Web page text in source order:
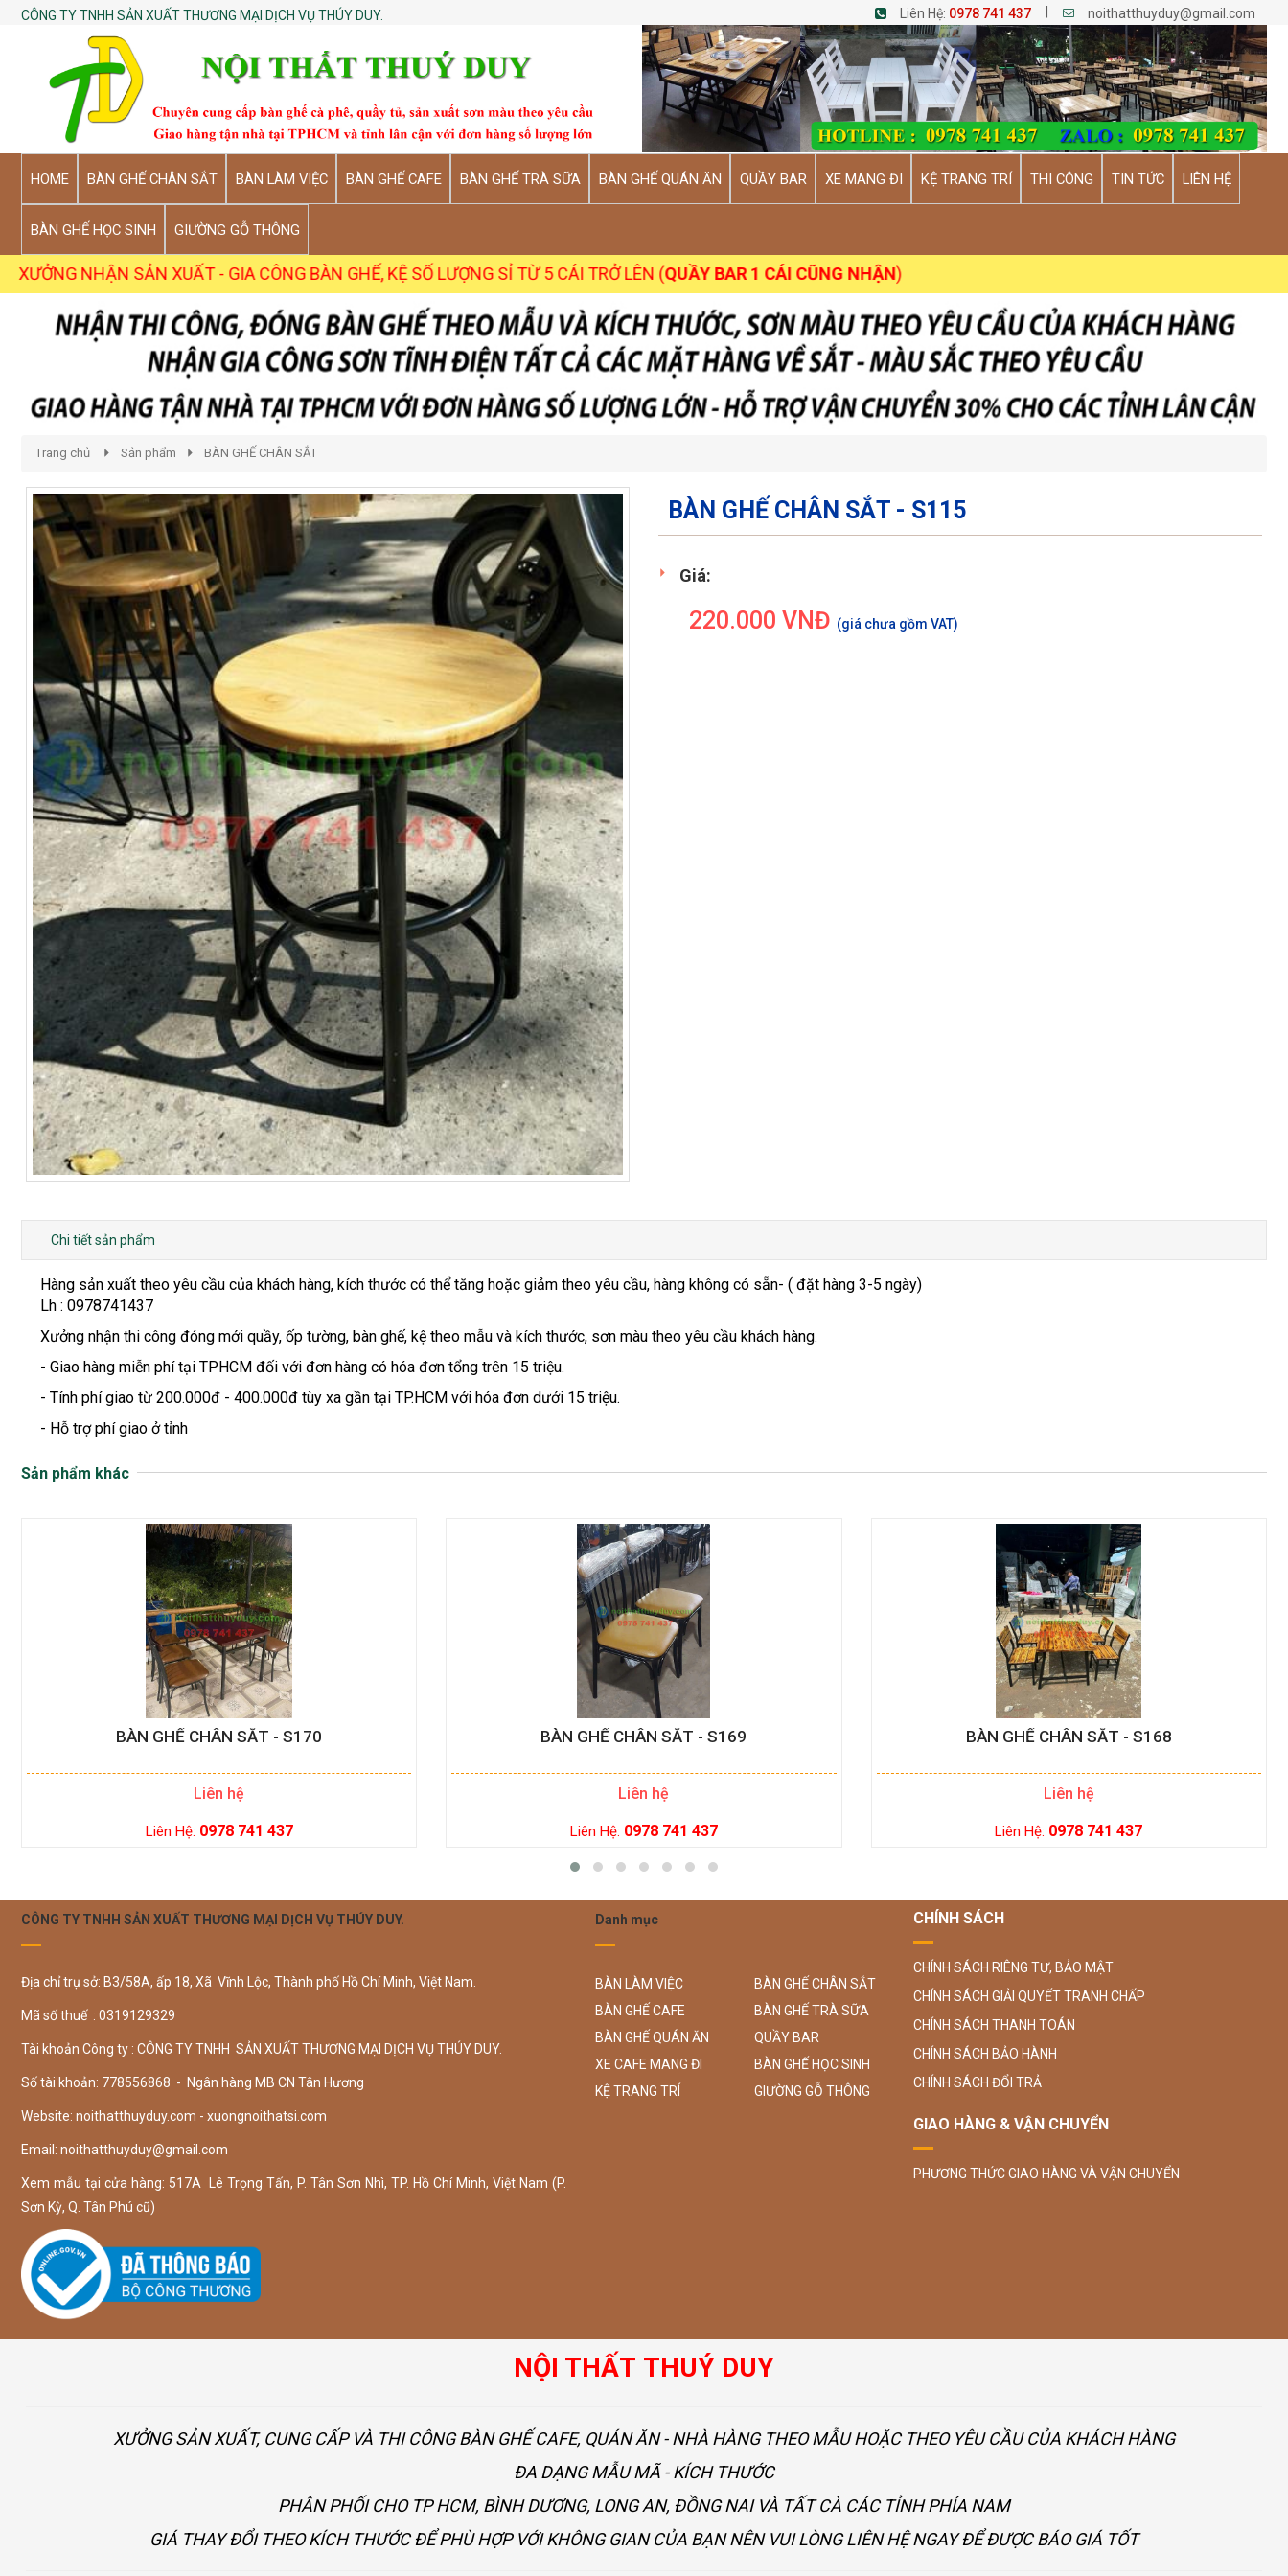
CÔNG TY TNHH SẢN XUẤT THƯƠNG MẠI DỊCH VỤ THÚY DUY. Liên Hệ: 0978 741 437 noithatthuyduy@gmail.com
HOME BÀN GHẾ CHÂN SẮT BÀN LÀM VIỆC BÀN GHẾ CAFE BÀN GHẾ TRÀ SỮA BÀN GHẾ QUÁN ĂN QUẦY BAR XE MANG ĐI KỆ TRANG TRÍ THI CÔNG TIN TỨC LIÊN HỆ
BÀN GHẾ HỌC SINH GIƯỜNG GỖ THÔNG
SẢN XUẤT - GIA CÔNG BÀN GHẾ, KỆ SỐ LƯỢNG SỈ TỪ 5 CÁI TRỞ LÊN (QUẦY BAR 1 CÁI CŨNG NHẬN)
Trang chủ Sản phẩm BÀN GHẾ CHÂN SẮT
BÀN GHẾ CHÂN SẮT - S115
Giá:
220.000 VNĐ
Chi tiết sản phẩm
Hàng sản xuất theo yêu cầu của khách hàng, kích thước có thể tăng hoặc giảm theo yêu cầu, hàng không có sẵn- ( đặt hàng 3-5 ngày)
Lh : 0978741437
Xưởng nhận thi công đóng mới quầy, ốp tường, bàn ghế, kệ theo mẫu và kích thước, sơn màu theo yêu cầu khách hàng.
- Giao hàng miễn phí tại TPHCM đối với đơn hàng có hóa đơn tổng trên 15 triệu.
- Tính phí giao từ 200.000đ - 400.000đ tùy xa gần tại TP.HCM với hóa đơn dưới 15 triệu.
- Hỗ trợ phí giao ở tỉnh
Sản phẩm khác
BÀN GHẾ CHÂN SẮT - S170
Liên hệ
Liên Hệ: 0978 741 437
BÀN GHẾ CHÂN SẮT - S169
Liên hệ
Liên Hệ: 0978 741 437
BÀN GHẾ CHÂN SẮT - S168
Liên hệ
Liên Hệ: 0978 741 437
CÔNG TY TNHH SẢN XUẤT THƯƠNG MẠI DỊCH VỤ THÚY DUY.
Địa chỉ trụ sở: B3/58A, ấp 18, Xã Vĩnh Lộc, Thành phố Hồ Chí Minh, Việt Nam.
Mã số thuế : 0319129329
Tài khoản Công ty : CÔNG TY TNHH SẢN XUẤT THƯƠNG MẠI DỊCH VỤ THÚY DUY.
Số tài khoản: 778556868 - Ngân hàng MB CN Tân Hương
Website: noithatthuyduy.com - xuongnoithatsi.com
Email: noithatthuyduy@gmail.com
Xem mẫu tại cửa hàng: 517A Lê Trọng Tấn, P. Tân Sơn Nhì, TP. Hồ Chí Minh, Việt Nam (P.
Sơn Kỳ, Q. Tân Phú cũ)
Danh mục
BÀN LÀM VIỆC
BÀN GHẾ CHÂN SẮT
BÀN GHẾ CAFE
BÀN GHẾ TRÀ SỮA
BÀN GHẾ QUÁN ĂN
QUẦY BAR
XE CAFE MANG ĐI
BÀN GHẾ HỌC SINH
KỆ TRANG TRÍ
GIƯỜNG GỖ THÔNG
CHÍNH SÁCH
CHÍNH SÁCH RIÊNG TƯ, BẢO MẬT
CHÍNH SÁCH GIẢI QUYẾT TRANH CHẤP
CHÍNH SÁCH THANH TOÁN
CHÍNH SÁCH BẢO HÀNH
CHÍNH SÁCH ĐỔI TRẢ
GIAO HÀNG & VẬN CHUYỂN
PHƯƠNG THỨC GIAO HÀNG VÀ VẬN CHUYỂN
NỘI THẤT THUÝ DUY
XƯỞNG SẢN XUẤT, CUNG CẤP VÀ THI CÔNG BÀN GHẾ CAFE, QUÁN ĂN - NHÀ HÀNG THEO MẪU HOẶC THEO YÊU CẦU CỦA KHÁCH HÀNG
ĐA DẠNG MẪU MÃ - KÍCH THƯỚC
PHÂN PHỐI CHO TP HCM, BÌNH DƯƠNG, LONG AN, ĐỒNG NAI VÀ TẤT CÀ CÁC TỈNH PHÍA NAM
GIÁ THAY ĐỔI THEO KÍCH THƯỚC ĐỂ PHÙ HỢP VỚI KHÔNG GIAN CỦA BẠN NÊN VUI LÒNG LIÊN HỆ NGAY ĐỂ ĐƯỢC BÁO GIÁ TỐT